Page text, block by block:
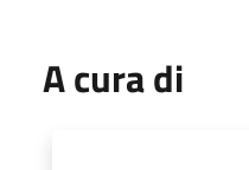
A cura di